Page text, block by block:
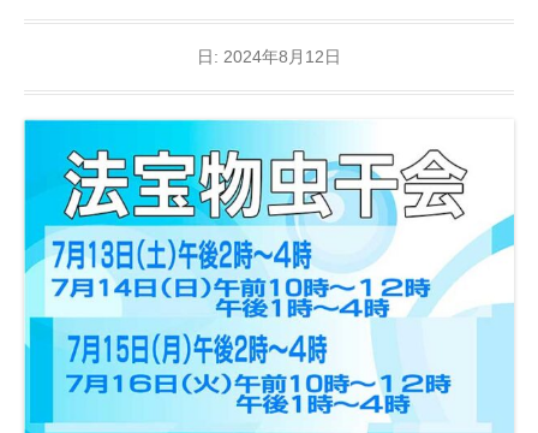
日: 2024年8月12日